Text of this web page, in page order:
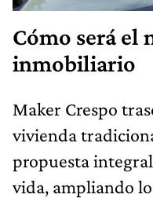
Cómo será el
inmobiliario
Maker Crespo
vivienda
propuesta
vida, ampliando